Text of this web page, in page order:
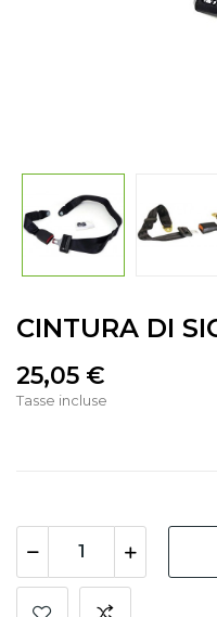
CINTURA DI
25,05 €
Tasse incluse